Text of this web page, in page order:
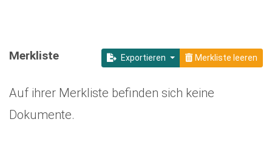
Exportieren Merkliste leeren
Merkliste
Auf ihrer Merkliste befinden sich keine
Dokumente.